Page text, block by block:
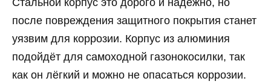
Стальной корпус это дорого и надёжно, но
после повреждения защитного покрытия станет
уязвим для коррозии. Корпус из алюминия
подойдёт для самоходной газонокосилки, так
как он лёгкий и можно не опасаться коррозии.